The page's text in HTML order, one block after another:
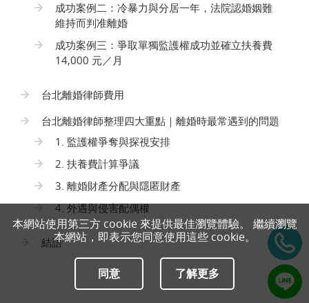
成功案例二：冷暴力與分居一年，法院認婚姻難
維持而判准離婚
成功案例三：爭取單獨監護權成功並確立扶養費
14,000 元／月
台北離婚律師費用
台北離婚律師整理四大重點｜離婚時最常遇到的問題
1. 監護權爭奪與探視安排
2. 扶養費計算爭議
3. 離婚財產分配與隱匿財產
4. 外遇與侵害配偶權
結語
本網站使用第三方 cookie 來提供最佳瀏覽體驗。 繼續瀏覽
本網站，即表示您同意使用這些 cookie。
同意 了解更多